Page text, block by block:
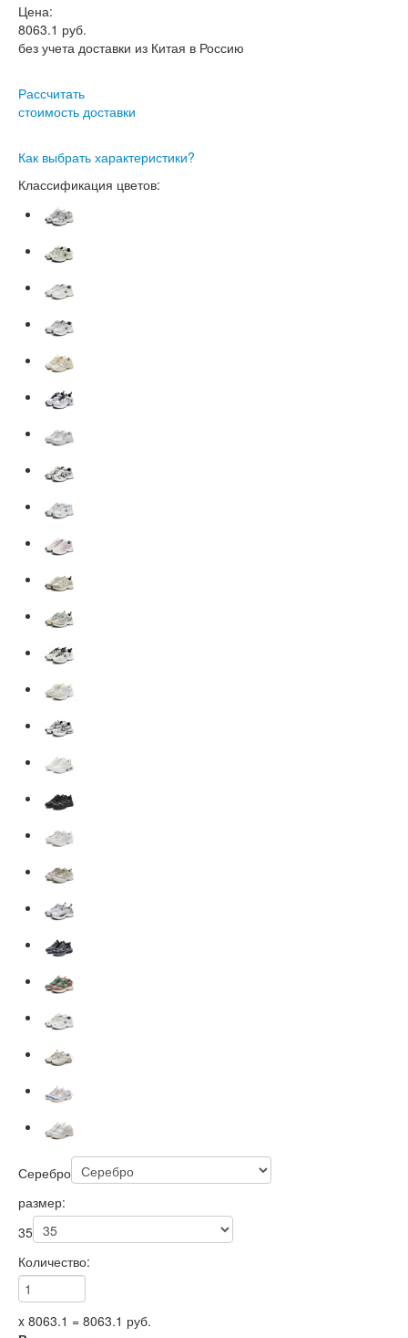
Цена:
8063.1 руб.
без учета доставки из Китая в Россию
Рассчитать
стоимость доставки
Как выбрать характеристики?
Классификация цветов:
Серебро
размер:
35
Количество:
x 8063.1 = 8063.1 руб.